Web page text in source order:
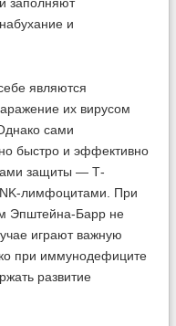
заполняют
и
являются
их вирусом
сами
быстро и эффективно
защиты — Т-
лимфоцитами. При
Эпштейна-Барр не
играют важную
при иммунодефиците
развитие